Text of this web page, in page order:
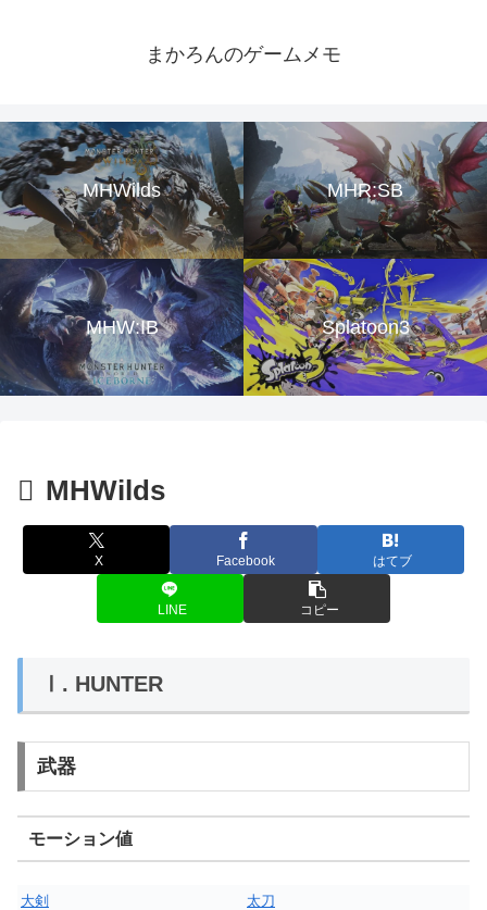
まかろんのゲームメモ
MHWilds MHR:SB
MHW:IB Splatoon3
MHWilds
X Facebook はてブ
LINE コピー
Ⅰ. HUNTER
武器
モーション値
大剣
太刀